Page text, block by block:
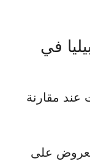
في
مقارنة
على